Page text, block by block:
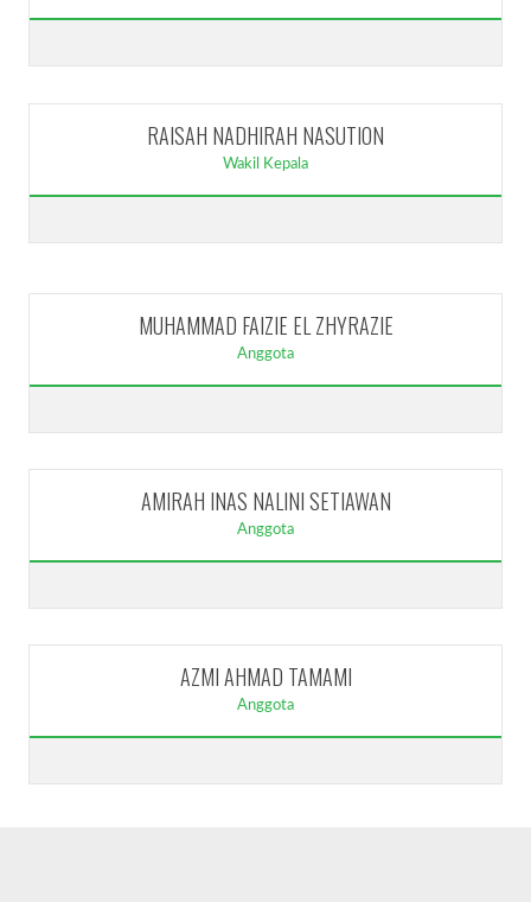
RAISAH NADHIRAH NASUTION
Wakil Kepala
MUHAMMAD FAIZIE EL ZHYRAZIE
Anggota
AMIRAH INAS NALINI SETIAWAN
Anggota
AZMI AHMAD TAMAMI
Anggota